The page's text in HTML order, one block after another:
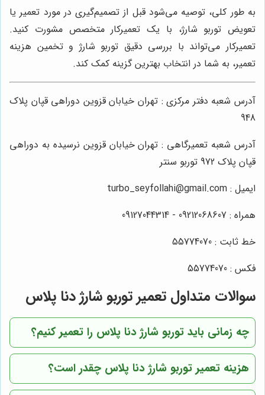
به طور کلی، توصیه می‌شود قبل از تصمیم‌گیری در مورد تعمیر یا
تعویض توربو شارژ، با یک تعمیرکار متخصص مشورت کنید.
تعمیرکار می‌تواند با بررسی دقیق توربو شارژ و تخمین هزینه
تعمیر، به شما در انتخاب بهترین گزینه کمک کند.
آدرس شعبه دفتر مرکزی : تهران خیابان قزوین دوراهی قپان پلاک
948
آدرس شعبه تعمیرگاهی : تهران خیابان قزوین نرسیده به دوراهی
قپان پلاک 972 توربو سنتر
ایمیل : turbo_seyfollahi@gmail.com
همراه : 09212068607 - 09127044314
خط ثابت : 55774070
فکس : 55774070
سوالات متداول تعمیر توربو شارژ دنا پلاس
چه زمانی باید توربو شارژ دنا پلاس را تعمیر کنیم؟
هزینه تعمیر توربو شارژ دنا پلاس چقدر است؟